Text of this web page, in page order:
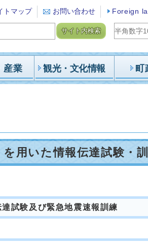
トマップ お問い合わせ Foreign
サイト内検索
産業 観光・文化情報 町
用いた情報伝達試験・
試験及び緊急地震速報訓練